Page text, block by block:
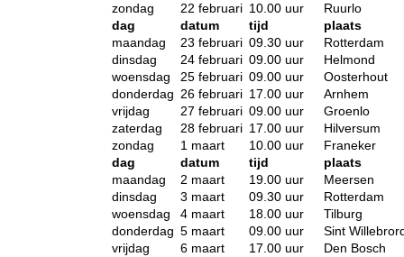
zondag
22 februari 10.00 uur
Ruurlo
dag
datum tijd
plaats
maandag
23 februari 09.30 uur
Rotterdam
dinsdag
24 februari 09.00 uur
Helmond
woensdag
25 februari 09.00 uur
Oosterhout
donderdag 26 februari 17.00 uur
Arnhem
vrijdag
27 februari 09.00 uur
Groenlo
zaterdag
28 februari 17.00 uur
Hilversum
zondag
1 maart 10.00 uur
Franeker
dag
datum tijd
plaats
maandag
2 maart 19.00 uur
Meersen
dinsdag
3 maart 09.30 uur
Rotterdam
woensdag
4 maart 18.00 uur
Tilburg
donderdag 5 maart 09.00 uur
Sint
vrijdag
6 maart 17.00 uur
Den Bosch